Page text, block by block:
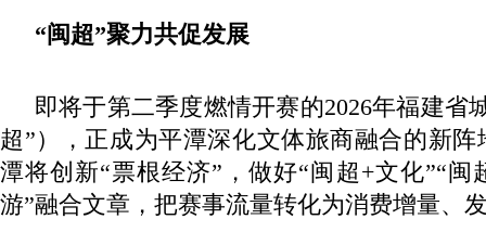
“闽超”聚力共促发展
即将于第二季度燃情开赛的2026年福建省
超”），正成为平潭深化文体旅商融合的新
潭将创新“票根经济”，做好“闽超+文化”“闽
游”融合文章，把赛事流量转化为消费增量、